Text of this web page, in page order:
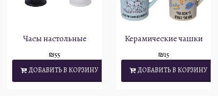
Часы настольные
₪55
ДОБАВИТЬ В КОРЗИНУ
Керамические чашки
₪15
ДОБАВИТЬ В КОРЗИНУ